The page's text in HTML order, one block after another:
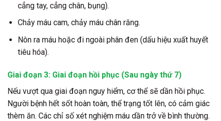
cẳng tay, cẳng chân, bụng).
Chảy máu cam, chảy máu chân răng.
Nôn ra máu hoặc đi ngoài phân đen (dấu hiệu xuất huyết
tiêu hóa).
Giai đoạn 3: Giai đoạn hồi phục (Sau ngày thứ 7)
Nếu vượt qua giai đoạn nguy hiểm, cơ thể sẽ dần hồi phục.
Người bệnh hết sốt hoàn toàn, thể trạng tốt lên, có cảm giác
thèm ăn. Các chỉ số xét nghiệm máu dần trở về bình thường.